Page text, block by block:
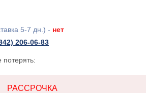
5-7 дн.) - нет
206-06-83
РАССРОЧКА